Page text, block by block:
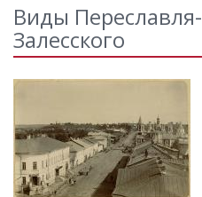
Виды Переславля-
Залесского